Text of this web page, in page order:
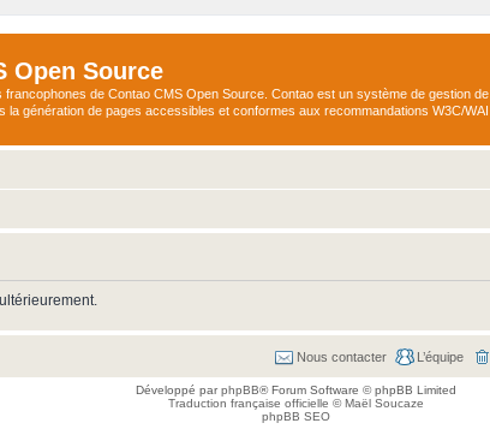
Open Source
francophones de Contao CMS Open Source. Contao est un système de gestion de
la génération de pages accessibles et conformes aux recommandations W3C/WAI
L’équipe
Nous contacter
Développé parphpBB® Forum Software © phpBB Limited
Traduction française officielle ©Maël Soucaze
phpBB SEO